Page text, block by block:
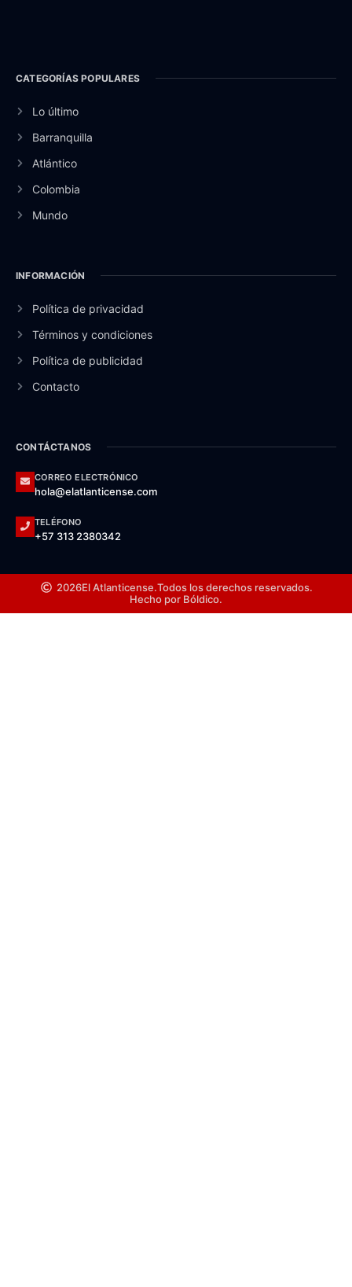
CATEGORÍAS POPULARES
Lo último
Barranquilla
Atlántico
Colombia
Mundo
INFORMACIÓN
Política de privacidad
Términos y condiciones
Política de publicidad
Contacto
CONTÁCTANOS
CORREO ELECTRÓNICO
hola@elatlanticense.com
TELÉFONO
+57 313 2380342
2026El Atlanticense.Todos los derechos reservados.
Hecho por Bóldico.